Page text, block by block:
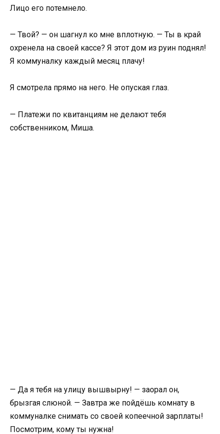
Лицо его потемнело.
— Твой? — он шагнул ко мне вплотную. — Ты в край
охренела на своей кассе? Я этот дом из руин поднял!
Я коммуналку каждый месяц плачу!
Я смотрела прямо на него. Не опуская глаз.
— Платежи по квитанциям не делают тебя
собственником, Миша.
— Да я тебя на улицу вышвырну! — заорал он,
брызгая слюной. — Завтра же пойдёшь комнату в
коммуналке снимать со своей копеечной зарплаты!
Посмотрим, кому ты нужна!